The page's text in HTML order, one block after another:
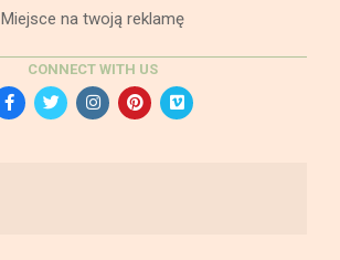
Miejsce na twoją reklamę
CONNECT WITH US